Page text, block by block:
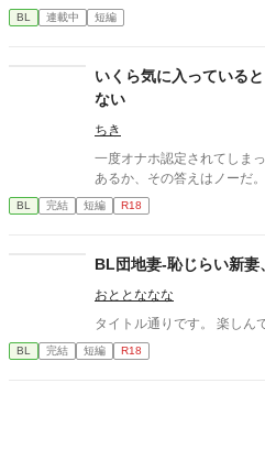
なかった 至高の筋肉を持つ、精神を削られ意志をなくした青年を
太古の神に捧げるため、“水”
校で繰り広げられるダークフ
BL 連載中 短編
いくら気に入っている
ない
ちき
一度オナホ認定されてしま
あるか、その答えはノーだ。
BL 完結 短編 R18
BL団地妻-恥じらい新妻
おととななな
タイトル通
BL 完結 短編 R18